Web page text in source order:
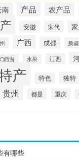
南 产品 农产品
安徽 宋代
广西 成都 新疆
西游 水果 江西
产 特色 独特
贵州 都是 重庆
有哪些